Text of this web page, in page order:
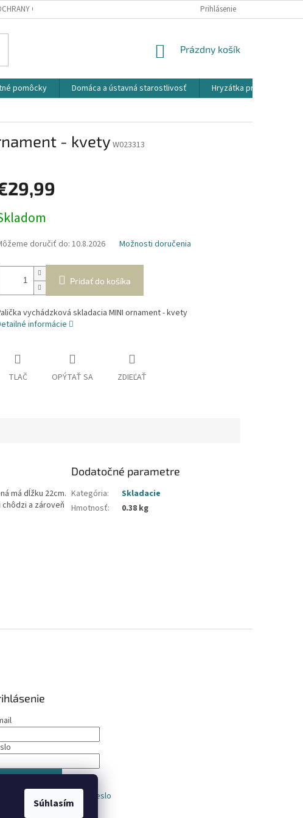
Súhlasím
OSOBNÝCH ÚDAJOV Prihlásenie
NÁKUPNÝ
Prázdny košík
pomôcky Domáca a ústavná starostlivosť
Hryzátka pre detičky
- kvety W023313
doručiť do: 10.8.2026 Možnosti doručenia
Pridať do košíka
vychádzková skladacia MINI ornament - kvety
informácie
TLAČ OPÝTAŤ SA ZDIEĽAŤ
má dĺžku 22cm.
a zároveň
Dodatočné parametre
Kategória:
Skladacie
Hmotnosť: 0.38 kg
registrácia Zabudnuté heslo